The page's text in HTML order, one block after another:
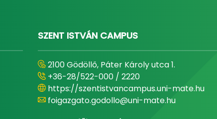
SZENT ISTVÁN CAMPUS
2100 Gödöllő, Páter Károly utca 1.
+36-28/522-000 / 2220
https://szentistvancampus.uni-mate.hu
foigazgato.godollo@uni-mate.hu